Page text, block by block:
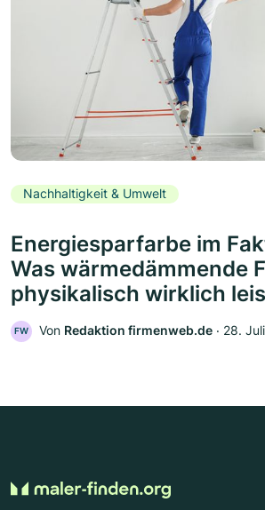
Nachhaltigkeit & Umwelt
Energiesparfarbe im
Was wärmedämmende
physikalisch wirklich
FW Von Redaktion firmenweb.de ‧ 28.